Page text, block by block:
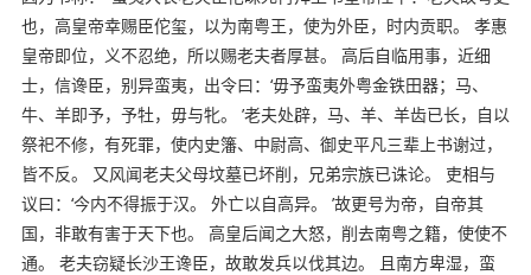
也，高皇帝幸赐臣佗玺，以为南粤王，使为外臣，时内贡职。 孝惠
皇帝即位，义不忍绝，所以赐老夫者厚甚。 高后自临用事，近细
士，信谗臣，别异蛮夷，出令曰：‘毋予蛮夷外粤金铁田器；马、
牛、羊即予，予牡，毋与牝。 ’老夫处辟，马、羊、羊齿已长，自以
祭祀不修，有死罪，使内史籓、中尉高、御史平凡三辈上书谢过，
皆不反。 又风闻老夫父母坟墓已坏削，兄弟宗族已诛论。 吏相与
议曰：‘今内不得振于汉。 外亡以自高异。 ’故更号为帝，自帝其
国，非敢有害于天下也。 高皇后闻之大怒，削去南粤之籍，使使不
通。 老夫窃疑长沙王谗臣，故敢发兵以伐其边。 且南方卑湿，蛮